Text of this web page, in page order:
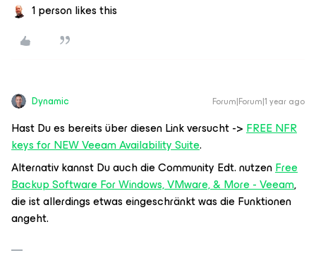
1 person likes this
Dynamic Forum|Forum|1 year ago
Hast Du es bereits über diesen Link versucht ->FREE NFR
keys for NEW Veeam Availability Suite.
Alternativ kannst Du auch die Community Edt. nutzenFree
Backup Software For Windows, VMware, & More - Veeam,
die ist allerdings etwas eingeschränkt was die Funktionen
angeht.